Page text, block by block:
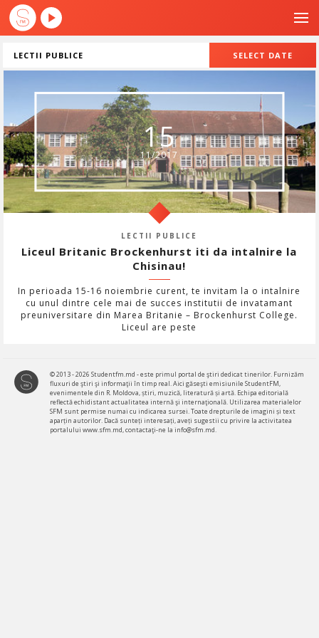
LECTII PUBLICE SELECT DATE
August 2026
Sun Mon Tue Wed Thu Fri Sat
26 27 28 29 30 31
2 3 4 5 6 7 8
9 10 11 12 13 14 15
16 17 18 19 20 21 22
23 24 25 26 27 28 29
2
Clear
15
11/2017
LECTII PUBLICE
Liceul Britanic Brockenhurst iti da intalnire la
Chisinau!
In perioada 15-16 noiembrie curent, te invitam la o intalnire
cu unul dintre cele mai de succes institutii de invatamant
preuniversitare din Marea Britanie – Brockenhurst College.
Liceul are peste
© 2013 - 2026 Studentfm.md - este primul portal de ştiri dedicat tinerilor. Furnizăm
fluxuri de ştiri şi informaţii în timp real. Aici găseşti emisiunile StudentFM,
evenimentele din R. Moldova, știri, muzică, literatură și artă. Echipa editorială
reflectă echidistant actualitatea internă şi internaţională. Utilizarea materialelor
SFM sunt permise numai cu indicarea sursei. Toate drepturile de imagini și text
aparțin autorilor. Dacă sunteți interesați, aveți sugestii cu privire la activitatea
portalului www.sfm.md, contactaţi-ne la info@sfm.md.